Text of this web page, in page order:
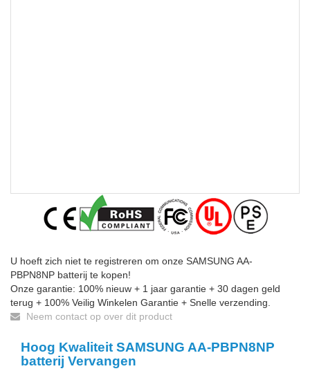
U hoeft zich niet te registreren om onze SAMSUNG AA-
PBPN8NP batterij te kopen!
Onze garantie: 100% nieuw + 1 jaar garantie + 30 dagen geld
terug + 100% Veilig Winkelen Garantie + Snelle verzending.
Neem contact op over dit product
Hoog Kwaliteit SAMSUNG AA-PBPN8NP
batterij Vervangen